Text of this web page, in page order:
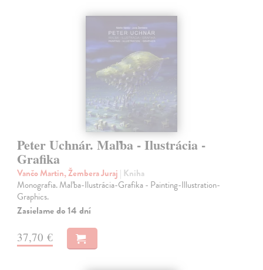
Peter Uchnár. Maľba - Ilustrácia -
Grafika
Vančo Martin, Žembera Juraj | Kniha
Monografia. Maľba-Ilustrácia-Grafika - Painting-Illustration-
Graphics.
Zasielame do 14 dní
37,70 €